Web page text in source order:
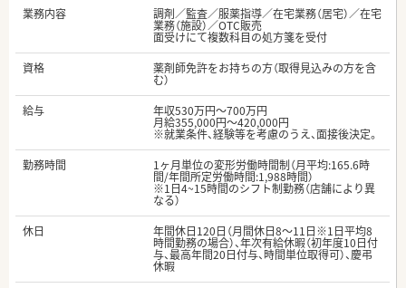
業務内容
調剤／監査／服薬指導／在宅業務（居宅）／在宅
業務（施設）／OTC販売
面受けにて複数科目の処方箋を受付
資格
薬剤師免許をお持ちの方（取得見込みの方を含
む）
給与
年収530万円～700万円
月給355,000円～420,000円
※就業条件、経験等を考慮のうえ、面接後決定。
勤務時間
1ヶ月単位の変形労働時間制（月平均:165.6時
間/年間所定労働時間:1,988時間）
※1日4~15時間のシフト制勤務（店舗により異
なる）
休日
年間休日120日（月間休日8～11日※1日平均8
時間勤務の場合）、年次有給休暇（初年度10日付
与、最高年間20日付与、時間単位取得可）、慶弔
休暇